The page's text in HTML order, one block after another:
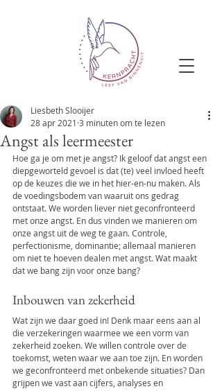
Angst als leermeester
Liesbeth Slooijer
28 apr 2021 3 minuten om te lezen
Hoe ga je om met je angst? Ik geloof dat angst een
diepgeworteld gevoel is dat (te) veel invloed heeft
op de keuzes die we in het hier-en-nu maken. Als
de voedingsbodem van waaruit ons gedrag
ontstaat. We worden liever niet geconfronteerd
met onze angst. En dus vinden we manieren om
onze angst uit de weg te gaan. Controle,
perfectionisme, dominantie; allemaal manieren
om niet te hoeven dealen met angst. Wat maakt
dat we bang zijn voor onze bang?
Inbouwen van zekerheid
Wat zijn we daar goed in! Denk maar eens aan al
die verzekeringen waarmee we een vorm van
zekerheid zoeken. We willen controle over de
toekomst, weten waar we aan toe zijn. En worden
we geconfronteerd met onbekende situaties? Dan
grijpen we vast aan cijfers, analyses en